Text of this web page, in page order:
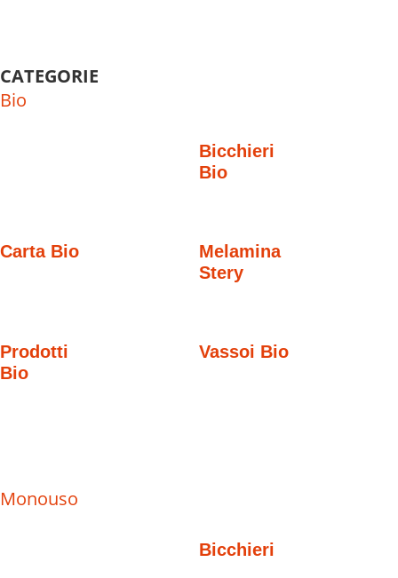
CATEGORIE
Bio
Bicchieri
Bio
Carta Bio
Melamina
Stery
Prodotti
Bio
Vassoi Bio
Monouso
Bicchieri